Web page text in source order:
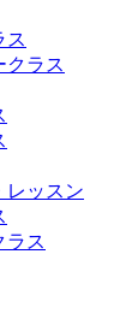
ス
クラス
レッスン
ラス